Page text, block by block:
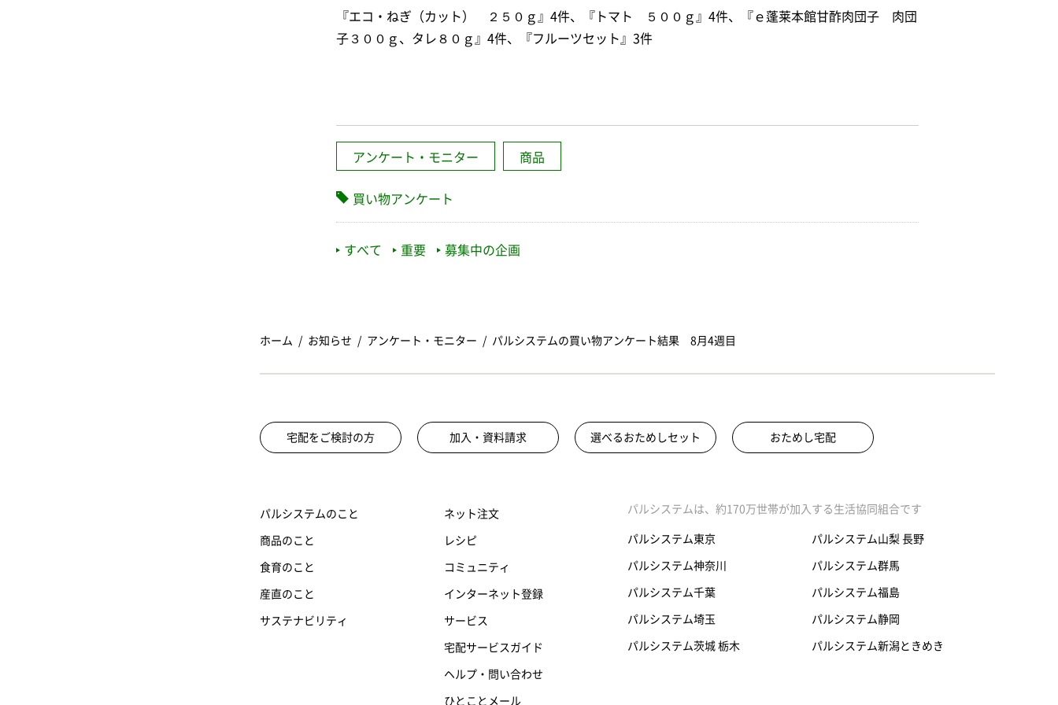
『エコ・ねぎ（カット） ２５０ｇ』4件、『トマト ５００ｇ』4件、『ｅ蓬莱本館甘酢肉団子 肉団
子３００ｇ、タレ８０ｇ』4件、『フルーツセット』3件
アンケート・モニター 商品
買い物アンケート
すべて 重要 募集中の企画
ホーム お知らせ アンケート・モニター パルシステムの買い物アンケート結果 8月4週目
宅配をご検討の方 加入・資料請求 選べるおためしセット おためし宅配
パルシステムのこと
商品のこと
食育のこと
産直のこと
サステナビリティ
ネット注文
レシピ
コミュニティ
インターネット登録
サービス
宅配サービスガイド
ヘルプ・問い合わせ
ひとことメール
パルシステムは、約170万世帯が加入する生活協同組合です
パルシステム東京
パルシステム神奈川
パルシステム千葉
パルシステム埼玉
パルシステム茨城 栃木
パルシステム山梨 長野
パルシステム群馬
パルシステム福島
パルシステム静岡
パルシステム新潟ときめき